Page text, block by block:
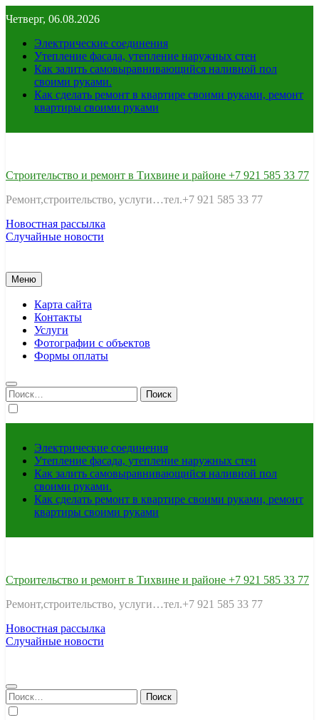
к
содержимому
Четверг, 06.08.2026
Электрические соединения
Утепление фасада, утепление наружных стен
Как залить самовыравнивающийся наливной пол
своими руками.
Как сделать ремонт в квартире своими руками, ремонт
квартиры своими руками
Строительство и ремонт в Тихвине и районе +7 921 585 33 77
Ремонт,строительство, услуги…тел.+7 921 585 33 77
Новостная рассылка
Случайные новости
Меню
Карта сайта
Контакты
Услуги
Фотографии с объектов
Формы оплаты
Найти:
Электрические соединения
Утепление фасада, утепление наружных стен
Как залить самовыравнивающийся наливной пол
своими руками.
Как сделать ремонт в квартире своими руками, ремонт
квартиры своими руками
Строительство и ремонт в Тихвине и районе +7 921 585 33 77
Ремонт,строительство, услуги…тел.+7 921 585 33 77
Новостная рассылка
Случайные новости
Найти: